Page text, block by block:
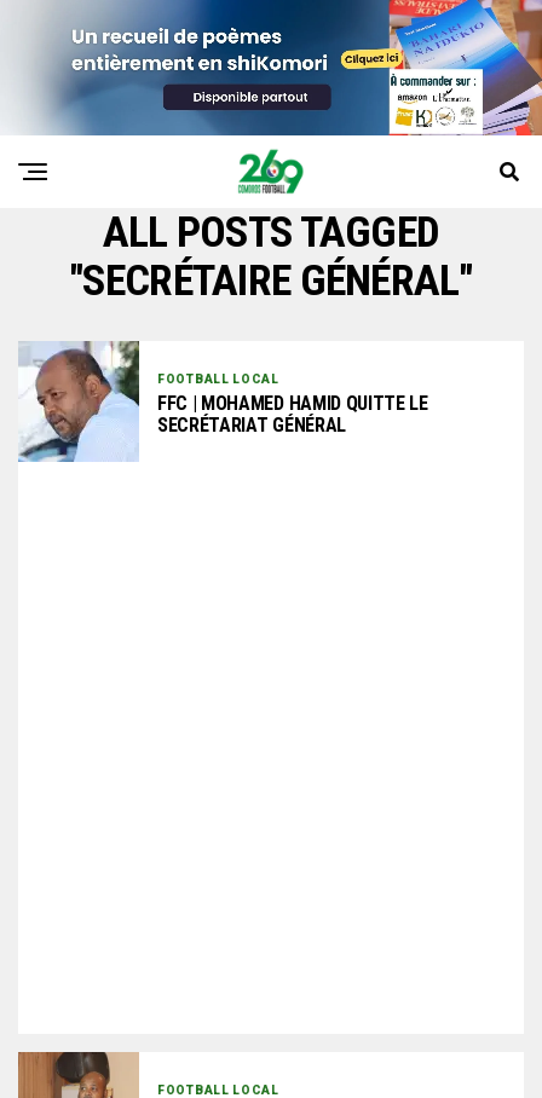
ALL POSTS TAGGED
"SECRÉTAIRE GÉNÉRAL"
FOOTBALL LOCAL
FFC | MOHAMED HAMID QUITTE LE
SECRÉTARIAT GÉNÉRAL
FOOTBALL LOCAL